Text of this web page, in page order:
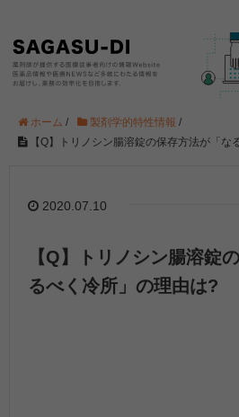
ホーム / 製剤学的特性情報 /
【Q】トリノシン腸溶錠の保存方法が「な
2020.07.10
【Q】トリノシン腸溶錠
るべく冷所」の理由は?